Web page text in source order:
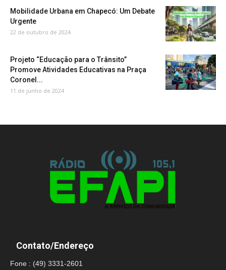
Mobilidade Urbana em Chapecó: Um Debate
Urgente
22 de outubro de 2024
Projeto “Educação para o Trânsito”
Promove Atividades Educativas na Praça
Coronel...
11 de junho de 2024
Contato/Endereço
Fone : (49) 3331-2601